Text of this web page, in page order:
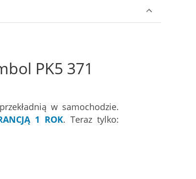
PK5 371
w samochodzie.
1 ROK. Teraz tylko: